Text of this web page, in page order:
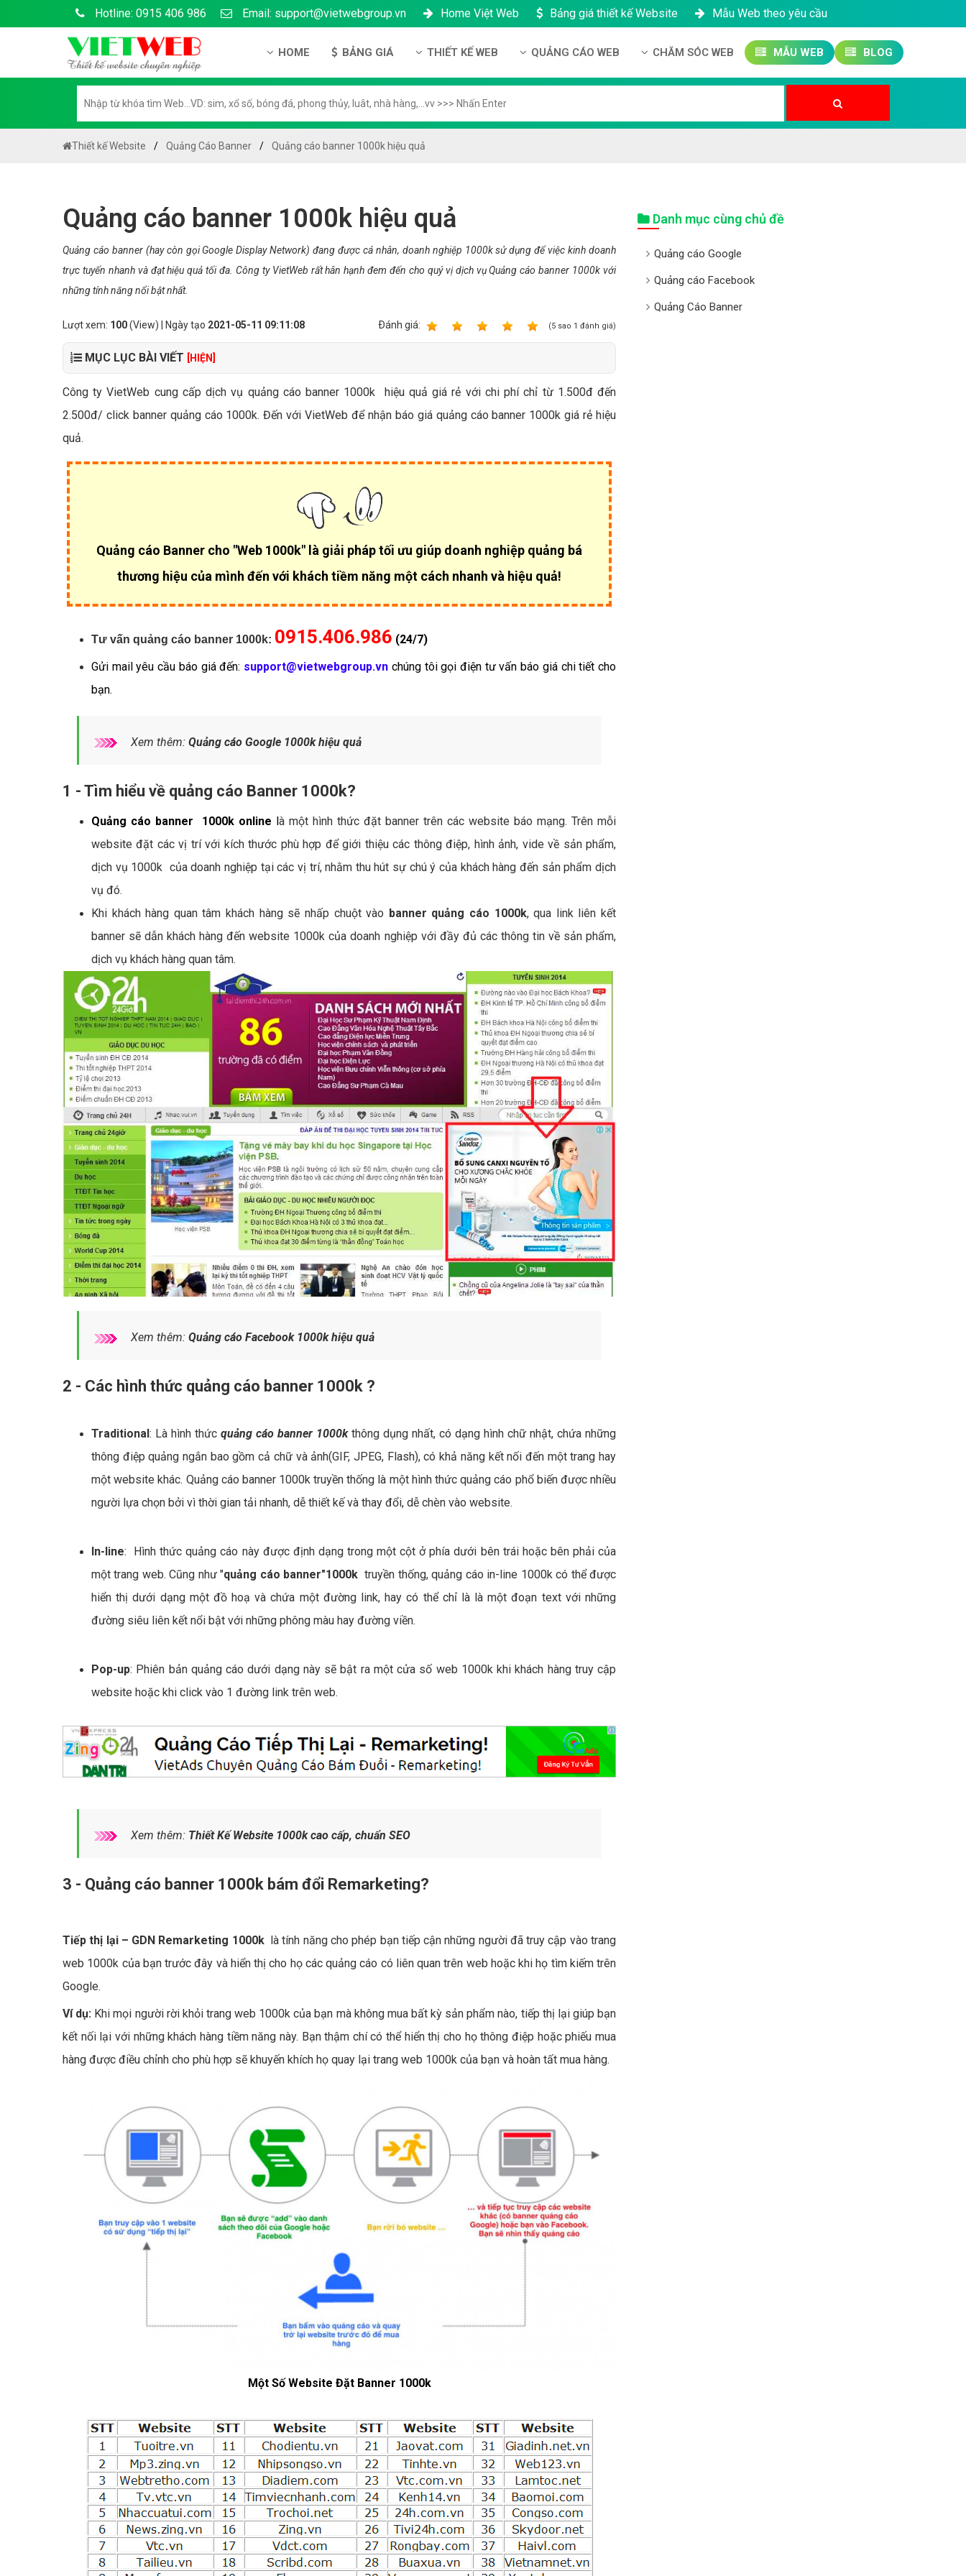
Hotline: 0915 406 986 Email: support@vietwebgroup.vn Home Việt Web Bảng giá thiết kế Website Mẫu Web theo yêu cầu
HOME
Hướng dẫn thanh toán
Chính sách bảo hành & bảo trì
Liên hệ công ty
Chính sách đại lý
BẢNG GIÁ
Bảng giá thiết kế App Android & IOS
Bảng giá thuê VPS
Bảng giá thuê Server
Bảng giá SSL - HTTTS
Bảng giá quảng cáo Google
Bảng giá quảng cáo Banner
Bảng giá quản trị Website
THIẾT KẾ WEB QUẢNG CÁO WEB CHĂM SÓC WEB MẪU WEB BLOG
Thiết kế Website Quảng Cáo Banner Quảng cáo banner 1000k hiệu quả
Quảng cáo banner 1000k hiệu quả
Quảng cáo banner (hay còn gọi Google Display Network) đang được cá nhân, doanh nghiệp 1000k sử dụng để việc kinh doanh
trực tuyến nhanh và đạt hiệu quả tối đa. Công ty VietWeb rất hân hạnh đem đến cho quý vị dịch vụ Quảng cáo banner 1000k với
những tính năng nổi bật nhất.
Lượt xem: 100(View) | Ngày tạo 2021-05-11 09:11:08 Ðánh giá: (5 sao 1 đánh giá)
MỤC LỤC BÀI VIẾT [HIỆN]
Công ty VietWeb cung cấp dịch vụ quảng cáo banner 1000k hiệu quả giá rẻ với chi phí chỉ từ 1.500đ đến
2.500đ/ click banner quảng cáo 1000k. Đến với VietWeb để nhận báo giá quảng cáo banner 1000k giá rẻ hiệu
quả.
Quảng cáo Banner cho "Web 1000k" là giải pháp tối ưu giúp doanh nghiệp quảng bá
thương hiệu của mình đến với khách tiềm năng một cách nhanh và hiệu quả!
Tư vấn quảng cáo banner 1000k: 0915.406.986 (24/7)
Gửi mail yêu cầu báo giá đến: support@vietwebgroup.vn chúng tôi gọi điện tư vấn báo giá chi tiết cho
bạn.
Xem thêm: Quảng cáo Google 1000k hiệu quả
1 - Tìm hiểu về quảng cáo Banner 1000k?
Quảng cáo banner 1000k online là một hình thức đặt banner trên các website báo mạng. Trên mỗi
website đặt các vị trí với kích thước phù hợp để giới thiệu các thông điệp, hình ảnh, vide về sản phẩm,
dịch vụ 1000k của doanh nghiệp tại các vị trí, nhằm thu hút sự chú ý của khách hàng đến sản phẩm dịch
vụ đó.
Khi khách hàng quan tâm khách hàng sẽ nhấp chuột vào banner quảng cáo 1000k, qua link liên kết
banner sẽ dẫn khách hàng đến website 1000k của doanh nghiệp với đầy đủ các thông tin về sản phẩm,
dịch vụ khách hàng quan tâm.
Xem thêm: Quảng cáo Facebook 1000k hiệu quả
2 - Các hình thức quảng cáo banner 1000k ?
Traditional : Là hình thức quảng cáo banner 1000kthông dụng nhất, có dạng hình chữ nhật, chứa những
thông điệp quảng ngắn bao gồm cả chữ và ảnh(GIF, JPEG, Flash), có khả năng kết nối đến một trang hay
một website khác. Quảng cáo banner 1000k truyền thống là một hình thức quảng cáo phổ biến được nhiều
người lựa chọn bởi vì thời gian tải nhanh, dễ thiết kế và thay đổi, dễ chèn vào website.
In-line: Hình thức quảng cáo này được định dạng trong một cột ở phía dưới bên trái hoặc bên phải của
một trang web. Cũng như "quảng cáo banner"1000k truyền thống, quảng cáo in-line 1000k có thể được
hiển thị dưới dạng một đồ hoạ và chứa một đường link, hay có thể chỉ là là một đoạn text với những
đường siêu liên kết nổi bật với những phông màu hay đường viền.
Pop-up: Phiên bản quảng cáo dưới dạng này sẽ bật ra một cửa số web 1000k khi khách hàng truy cập
website hoặc khi click vào 1 đường link trên web.
Xem thêm: Thiết Kế Website 1000k cao cấp, chuẩn SEO
3 - Quảng cáo banner 1000k bám đổi Remarketing?
Tiếp thị lại – GDN Remarketing 1000k là tính năng cho phép bạn tiếp cận những người đã truy cập vào trang
web 1000k của bạn trước đây và hiển thị cho họ các quảng cáo có liên quan trên web hoặc khi họ tìm kiếm trên
Google.
Ví dụ: Khi mọi người rời khỏi trang web 1000k của bạn mà không mua bất kỳ sản phẩm nào, tiếp thị lại giúp bạn
kết nối lại với những khách hàng tiềm năng này. Bạn thậm chí có thể hiển thị cho họ thông điệp hoặc phiếu mua
hàng được điều chỉnh cho phù hợp sẽ khuyến khích họ quay lại trang web 1000k của bạn và hoàn tất mua hàng.
Một Số Website Đặt Banner 1000k
Danh mục cùng chủ đề
Quảng cáo Google
Quảng cáo Facebook
Quảng Cáo Banner